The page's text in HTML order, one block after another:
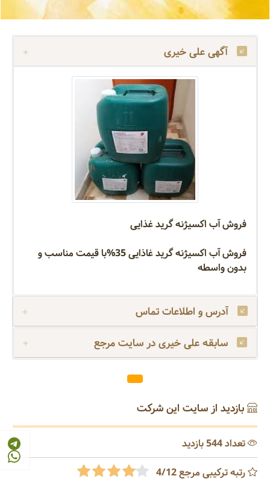
آگهی علی خیری
فروش آب اکسیژنه گرید غذایی
فروش آب اکسیژنه گرید غاذایی 35%با قیمت مناسب و
بدون واسطه
آدرس و اطلاعات تماس
سابقه علی خیری در سایت مرجع
بازدید از سایت این شرکت
تعداد 544 بازدید
رتبه ترکیبی مرجع 4/12